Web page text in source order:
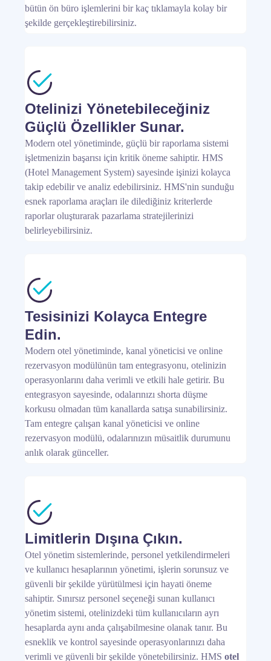
bütün ön büro işlemlerini bir kaç tıklamayla kolay bir
şekilde gerçekleştirebilirsiniz.
Otelinizi Yönetebileceğiniz
Güçlü Özellikler Sunar.
Modern otel yönetiminde, güçlü bir raporlama sistemi
işletmenizin başarısı için kritik öneme sahiptir. HMS
(Hotel Management System) sayesinde işinizi kolayca
takip edebilir ve analiz edebilirsiniz. HMS'nin sunduğu
esnek raporlama araçları ile dilediğiniz kriterlerde
raporlar oluşturarak pazarlama stratejilerinizi
belirleyebilirsiniz.
Tesisinizi Kolayca Entegre
Edin.
Modern otel yönetiminde, kanal yöneticisi ve online
rezervasyon modülünün tam entegrasyonu, otelinizin
operasyonlarını daha verimli ve etkili hale getirir. Bu
entegrasyon sayesinde, odalarınızı shorta düşme
korkusu olmadan tüm kanallarda satışa sunabilirsiniz.
Tam entegre çalışan kanal yöneticisi ve online
rezervasyon modülü, odalarınızın müsaitlik durumunu
anlık olarak günceller.
Limitlerin Dışına Çıkın.
Otel yönetim sistemlerinde, personel yetkilendirmeleri
ve kullanıcı hesaplarının yönetimi, işlerin sorunsuz ve
güvenli bir şekilde yürütülmesi için hayati öneme
sahiptir. Sınırsız personel seçeneği sunan kullanıcı
yönetim sistemi, otelinizdeki tüm kullanıcıların ayrı
hesaplarda aynı anda çalışabilmesine olanak tanır. Bu
esneklik ve kontrol sayesinde operasyonlarınızı daha
verimli ve güvenli bir şekilde yönetebilirsiniz. HMS otel